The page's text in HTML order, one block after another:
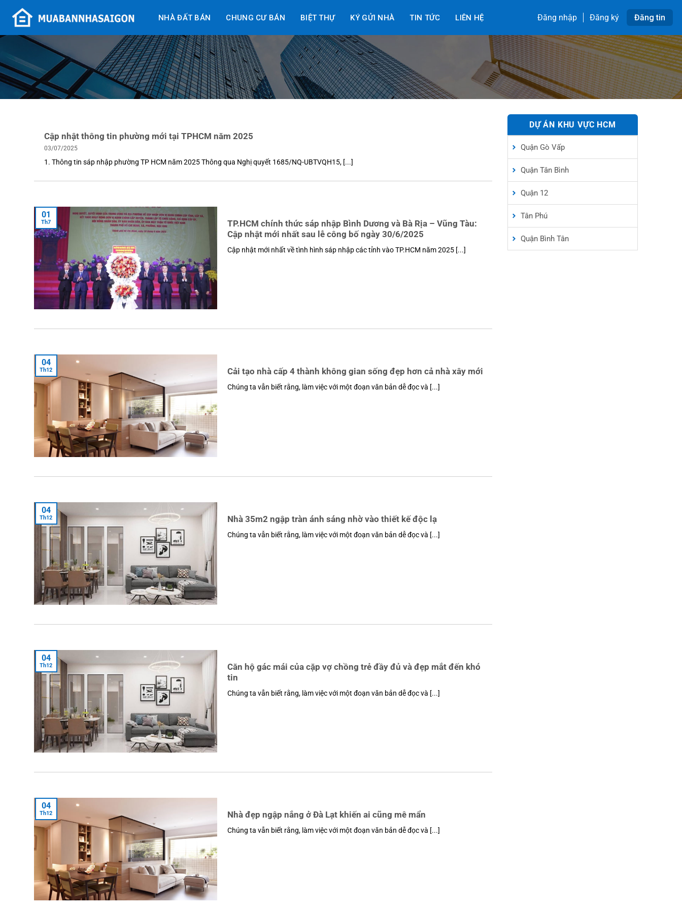
qua
NHÀ ĐẤT BÁN CHUNG CƯ BÁN BIỆT THỰ KÝ GỬI NHÀ TIN TỨC LIÊN HỆ Đăng nhập Đăng ký Đăng tin
Cập nhật thông tin phường mới tại TPHCM năm 2025
03/07/2025
1. Thông tin sáp nhập phường TP HCM năm 2025 Thông qua Nghị quyết 1685/NQ-UBTVQH15, [...]
TP.HCM chính thức sáp nhập Bình Dương và Bà Rịa – Vũng Tàu:
Cập nhật mới nhất sau lễ công bố ngày 30/6/2025
Cập nhật mới nhất về tình hình sáp nhập các tỉnh vào TP.HCM năm 2025 [...]
01
Th7
Cải tạo nhà cấp 4 thành không gian sống đẹp hơn cả nhà xây mới
Chúng ta vẫn biết rằng, làm việc với một đoạn văn bản dễ đọc và [...]
04
Th12
Nhà 35m2 ngập tràn ánh sáng nhờ vào thiết kế độc lạ
Chúng ta vẫn biết rằng, làm việc với một đoạn văn bản dễ đọc và [...]
04
Th12
Căn hộ gác mái của cặp vợ chồng trẻ đầy đủ và đẹp mắt đến khó
tin
Chúng ta vẫn biết rằng, làm việc với một đoạn văn bản dễ đọc và [...]
04
Th12
Nhà đẹp ngập nắng ở Đà Lạt khiến ai cũng mê mẩn
Chúng ta vẫn biết rằng, làm việc với một đoạn văn bản dễ đọc và [...]
04
Th12
DỰ ÁN KHU VỰC HCM
Quận Gò Vấp
Quận Tân Bình
Quận 12
Tân Phú
Quận Bình Tân